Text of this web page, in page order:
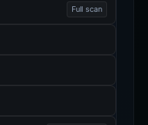
Full scan